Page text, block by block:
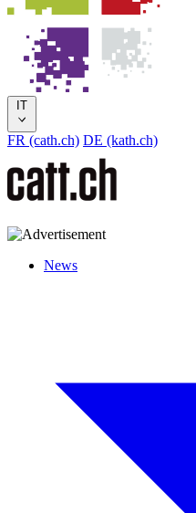
IT
FR (cath.ch) DE (kath.ch)
News